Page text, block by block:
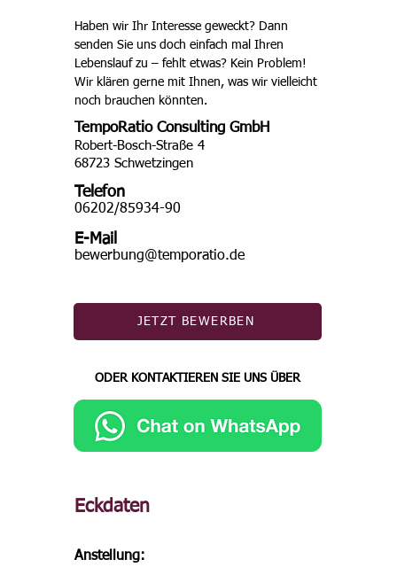
Haben wir Ihr Interesse geweckt? Dann
senden Sie uns doch einfach mal Ihren
Lebenslauf zu – fehlt etwas? Kein Problem!
Wir klären gerne mit Ihnen, was wir vielleicht
noch brauchen könnten.
TempoRatio Consulting GmbH
Robert-Bosch-Straße 4
68723 Schwetzingen
06202/85934-90
bewerbung@temporatio.de
Telefon
E-Mail
JETZT BEWERBEN
ODER KONTAKTIEREN SIE UNS ÜBER
Eckdaten
Anstellung: